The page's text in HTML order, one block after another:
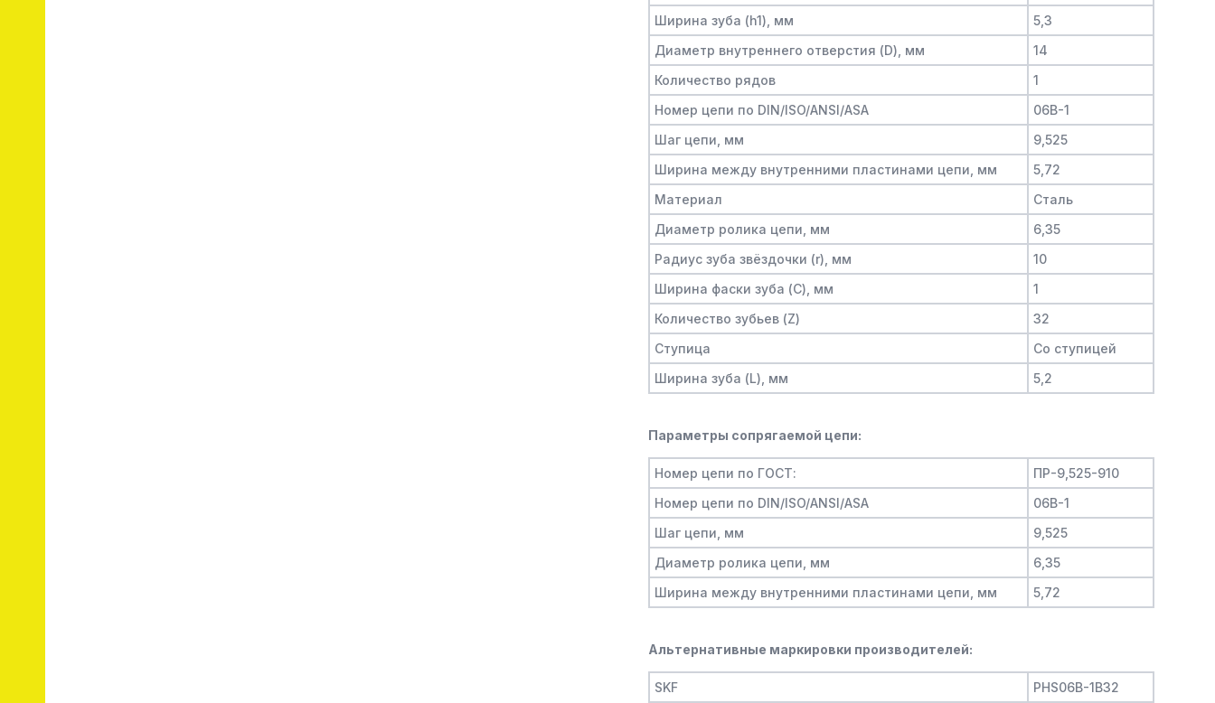
Ширина зуба (h1), мм
5,3
Диаметр внутреннего отверстия (D), мм
14
Количество рядов
1
Номер цепи по DIN/ISO/ANSI/ASA
06B-1
Шаг цепи, мм
9,525
Ширина между внутренними пластинами цепи, мм
5,72
Материал
Сталь
Диаметр ролика цепи, мм
6,35
Радиус зуба звёздочки (r), мм
10
Ширина фаски зуба (C), мм
1
Количество зубьев (Z)
32
Ступица
Со ступицей
Ширина зуба (L), мм
5,2
Параметры сопрягаемой цепи:
Номер цепи по ГОСТ:
ПР-9,525-910
Номер цепи по DIN/ISO/ANSI/ASA
06B-1
Шаг цепи, мм
9,525
Диаметр ролика цепи, мм
6,35
Ширина между внутренними пластинами цепи, мм
5,72
Альтернативные маркировки производителей:
SKF
PHS06B-1B32